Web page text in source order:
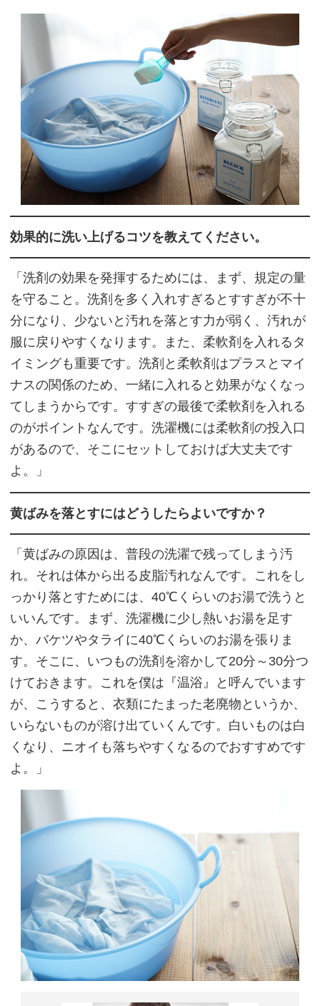
効果的に洗い上げるコツを教えてください。
「洗剤の効果を発揮するためには、まず、規定の量
を守ること。洗剤を多く入れすぎるとすすぎが不十
分になり、少ないと汚れを落とす力が弱く、汚れが
服に戻りやすくなります。また、柔軟剤を入れるタ
イミングも重要です。洗剤と柔軟剤はプラスとマイ
ナスの関係のため、一緒に入れると効果がなくなっ
てしまうからです。すすぎの最後で柔軟剤を入れる
のがポイントなんです。洗濯機には柔軟剤の投入口
があるので、そこにセットしておけば大丈夫です
よ。」
黄ばみを落とすにはどうしたらよいですか？
「黄ばみの原因は、普段の洗濯で残ってしまう汚
れ。それは体から出る皮脂汚れなんです。これをし
っかり落とすためには、40℃くらいのお湯で洗うと
いいんです。まず、洗濯機に少し熱いお湯を足す
か、バケツやタライに40℃くらいのお湯を張りま
す。そこに、いつもの洗剤を溶かして20分～30分つ
けておきます。これを僕は『温浴』と呼んでいます
が、こうすると、衣類にたまった老廃物というか、
いらないものが溶け出ていくんです。白いものは白
くなり、ニオイも落ちやすくなるのでおすすめです
よ。」